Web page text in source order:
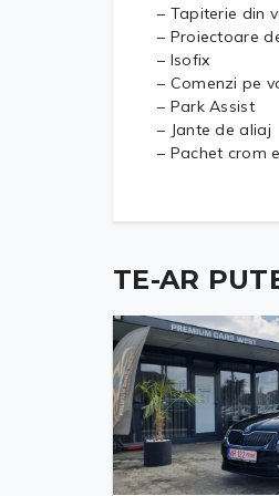
– Tapiterie din
– Proiectoare
– Isofix
– Comenzi pe
– Park Assist
– Jante de aliaj
– Pachet crom
TE-AR